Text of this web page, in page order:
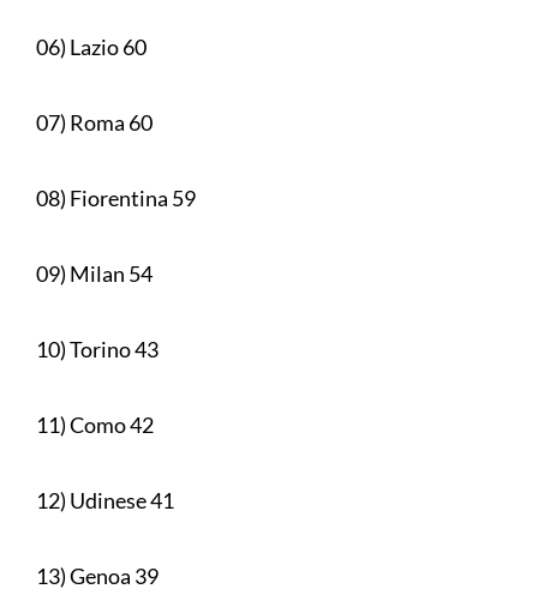
06) Lazio 60
07) Roma 60
08) Fiorentina 59
09) Milan 54
10) Torino 43
11) Como 42
12) Udinese 41
13) Genoa 39